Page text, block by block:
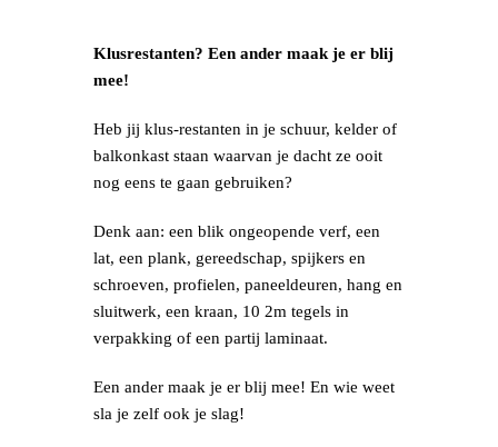
Klusrestanten? Een ander maak je er blij
mee!
Heb jij klus-restanten in je schuur, kelder of
balkonkast staan waarvan je dacht ze ooit
nog eens te gaan gebruiken?
Denk aan: een blik ongeopende verf, een
lat, een plank, gereedschap, spijkers en
schroeven, profielen, paneeldeuren, hang en
sluitwerk, een kraan, 10 2m tegels in
verpakking of een partij laminaat.
Een ander maak je er blij mee! En wie weet
sla je zelf ook je slag!